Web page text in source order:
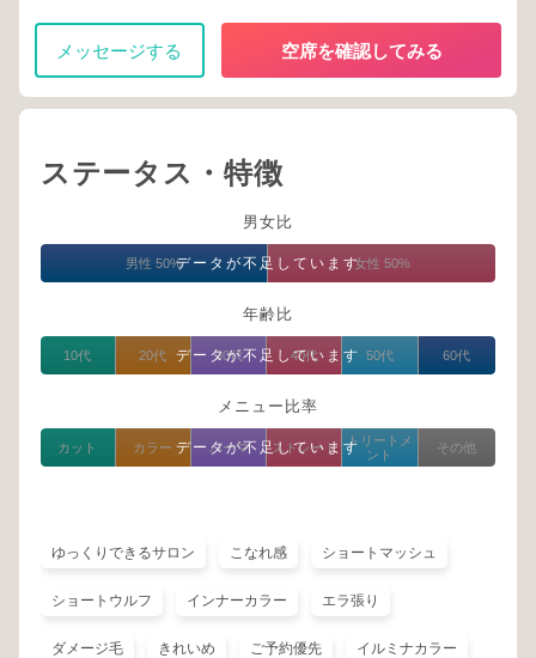
メッセージする 空席を確認してみる
ステータス・特徴
男女比
データが不足しています
男性 50% 女性 50%
年齢比
データが不足しています
10代 20代 30代 40代 50代 60代
メニュー比率
データが不足しています
カット カラー パーマ ストレート
トリートメ
ント
その他
ゆっくりできるサロン こなれ感 ショートマッシュ
ショートウルフ インナーカラー エラ張り
ダメージ毛 きれいめ ご予約優先 イルミナカラー